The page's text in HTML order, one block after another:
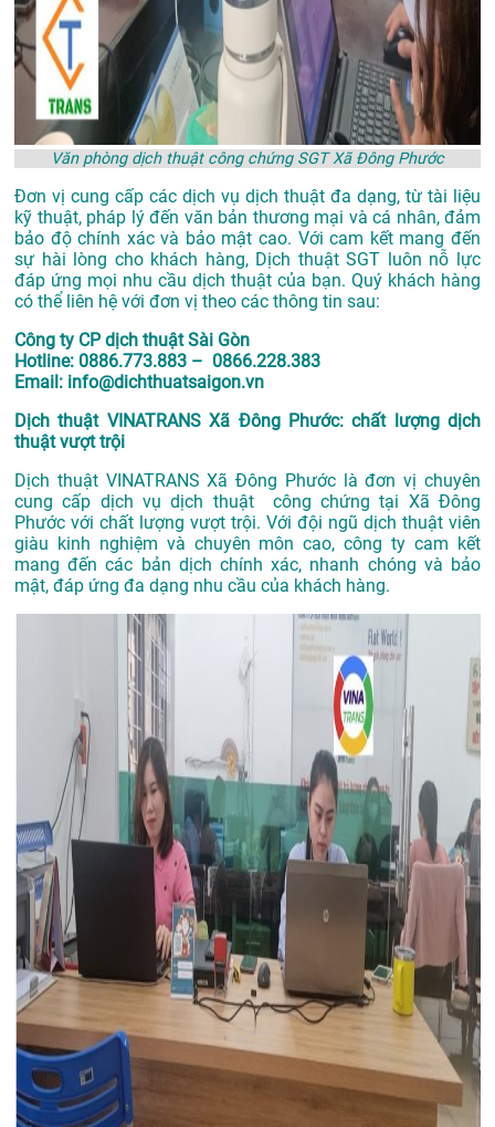
Văn phòng dịch thuật công chứng SGT Xã Đông Phước
Đơn vị cung cấp các dịch vụ dịch thuật đa dạng, từ tài liệu
kỹ thuật, pháp lý đến văn bản thương mại và cá nhân, đảm
bảo độ chính xác và bảo mật cao. Với cam kết mang đến
sự hài lòng cho khách hàng, Dịch thuật SGT luôn nỗ lực
đáp ứng mọi nhu cầu dịch thuật của bạn. Quý khách hàng
có thể liên hệ với đơn vị theo các thông tin sau:
Công ty CP dịch thuật Sài Gòn
Hotline: 0886.773.883 – 0866.228.383
Email: info@dichthuatsaigon.vn
Dịch thuật VINATRANS Xã Đông Phước: chất lượng dịch
thuật vượt trội
Dịch thuật VINATRANS Xã Đông Phước là đơn vị chuyên
cung cấp dịch vụ dịch thuật công chứng tại Xã Đông
Phước với chất lượng vượt trội. Với đội ngũ dịch thuật viên
giàu kinh nghiệm và chuyên môn cao, công ty cam kết
mang đến các bản dịch chính xác, nhanh chóng và bảo
mật, đáp ứng đa dạng nhu cầu của khách hàng.